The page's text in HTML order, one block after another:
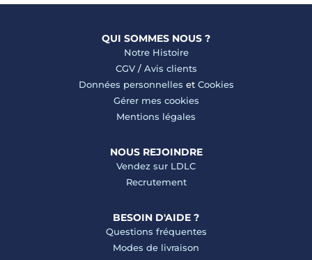
QUI SOMMES NOUS ?
Notre Histoire
CGV/ Avis clients
Données personnelles et Cookies
Gérer mes cookies
Mentions légales
NOUS REJOINDRE
Vendez sur LDLC
Recrutement
BESOIN D'AIDE ?
Questions fréquentes
Modes de livraison